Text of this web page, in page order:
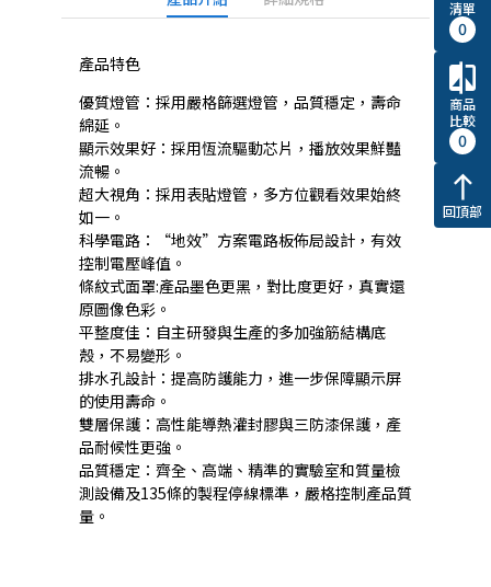
產品特色
優質燈管：採用嚴格篩選燈管，品質穩定，壽命
綿延。
顯示效果好：採用恆流驅動芯片，播放效果鮮豔
流暢。
超大視角：採用表貼燈管，多方位觀看效果始終
如一。
科學電路：“地效”方案電路板佈局設計，有效
控制電壓峰值。
條紋式面罩:產品墨色更黑，對比度更好，真實還
原圖像色彩。
平整度佳：自主研發與生產的多加強筋結構底
殼，不易變形。
排水孔設計：提高防護能力，進一步保障顯示屏
的使用壽命。
雙層保護：高性能導熱灌封膠與三防漆保護，產
品耐候性更強。
品質穩定：齊全、高端、精準的實驗室和質量檢
測設備及135條的製程停線標準，嚴格控制產品質
量。
清單
0
compare
商品
比較
0
north
回頂部